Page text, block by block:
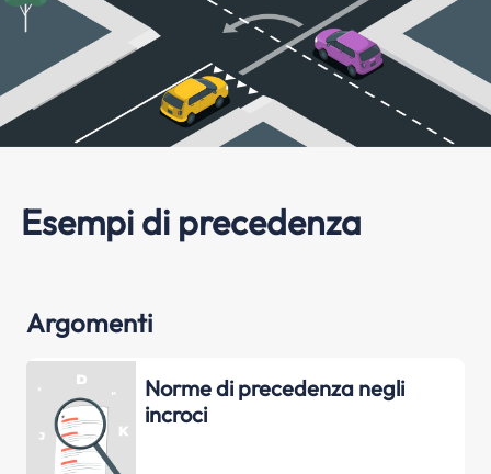
Esempi di precedenza
Argomenti
Norme di precedenza negli
incroci